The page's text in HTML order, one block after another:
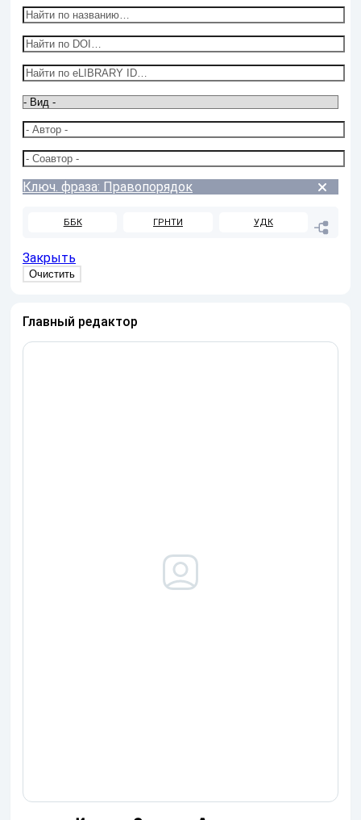
Ключ. фраза: Правопорядок
ББК ГРНТИ УДК
Закрыть
Главный редактор